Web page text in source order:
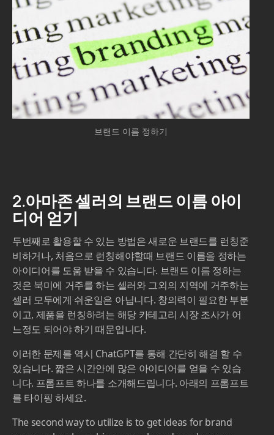
브랜드 이름 정하기
2.아마존 셀러의 브랜드 이름 아이
디어 얻기
두번째로 활용할 수 있는 방법은 새로운 브랜드를 런칭준
비하거나, 처음으로 런칭해야할때 브랜드 이름을 정하는
것은 북미에 거주를 하는 셀러와 그외의 지역에 거주하는
셀러 모두에게 쉬운일은 아닙니다. 창의력이 필요한 부분
이고, 제품을 런칭하려는 해당 카테고리 시장 조사가 어
느정도 되어야 하기 때문입니다.
이러한 문제를 역시 ChatGPT를 통해 간단히 해결 할 수